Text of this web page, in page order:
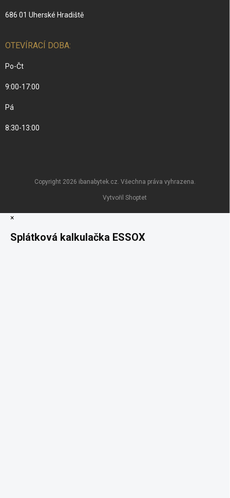
686 01 Uherské Hradiště
OTEVÍRACÍ DOBA:
Po-Čt
9:00-17:00
Pá
8:30-13:00
Vytvořil Shoptet
Copyright 2026 ibanabytek.cz. Všechna práva vyhrazena.
×
Splátková kalkulačka ESSOX